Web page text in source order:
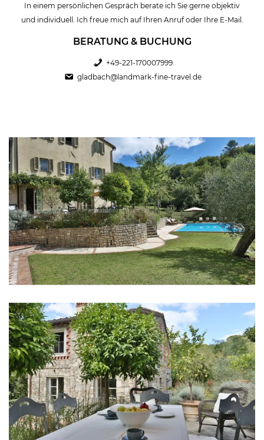
In einem persönlichen Gespräch berate ich Sie gerne objektiv
und individuell. Ich freue mich auf Ihren Anruf oder Ihre E-Mail.
BERATUNG & BUCHUNG
+49-221-170007999
gladbach@landmark-fine-travel.de